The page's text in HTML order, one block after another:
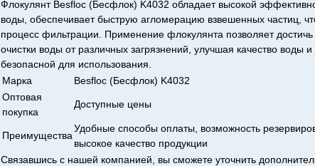
Флокулянт Besfloc (Бесфлок) K4032 обладает высокой
воды, обеспечивает быструю агломерацию взвешенных частиц,
процесс фильтрации. Применение флокулянта позволяет достичь
очистки воды от различных загрязнений, улучшая качество воды
безопасной для использования.
Марка
Besfloc (Бесфлок) K4032
Оптовая
покупка
Доступные цены
Преимущества
Удобные способы оплаты, возможность
высокое качество продукции
Связавшись с нашей компанией, вы сможете уточнить